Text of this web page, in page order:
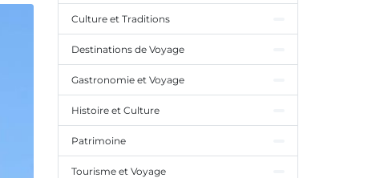
Culture et Traditions
Destinations de Voyage
Gastronomie et Voyage
Histoire et Culture
Patrimoine
Tourisme et Voyage